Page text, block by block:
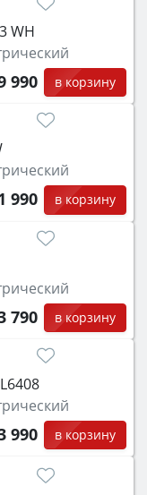
WH
990 в корзину
990 в корзину
790 в корзину
990 в корзину